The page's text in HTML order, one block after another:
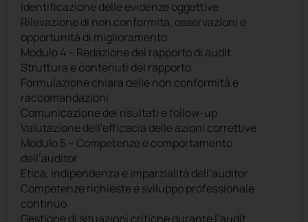
Identificazione delle evidenze oggettive
Rilevazione di non conformità, osservazioni e
opportunità di miglioramento
Modulo 4 – Redazione del rapporto di audit
Struttura e contenuti del rapporto
Formulazione chiara delle non conformità e
raccomandazioni
Comunicazione dei risultati e follow-up
Valutazione dell’efficacia delle azioni correttive
Modulo 5 – Competenze e comportamento
dell’auditor
Etica, indipendenza e imparzialità dell’auditor
Competenze richieste e sviluppo professionale
continuo
Gestione di situazioni critiche durante l’audit